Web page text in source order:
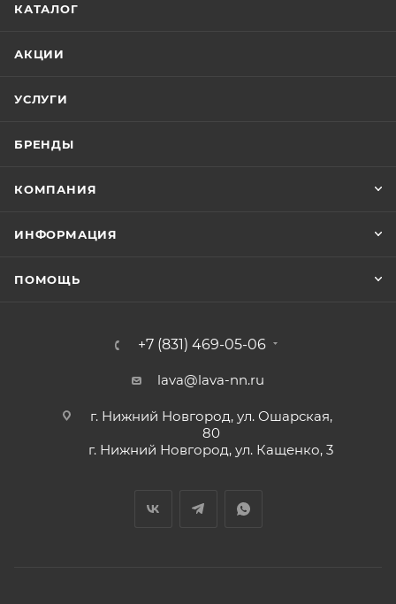
КАТАЛОГ
АКЦИИ
УСЛУГИ
БРЕНДЫ
КОМПАНИЯ
ИНФОРМАЦИЯ
ПОМОЩЬ
+7 (831) 469-05-06
lava@lava-nn.ru
г. Нижний Новгород, ул. Ошарская,
80
г. Нижний Новгород, ул. Кащенко, 3